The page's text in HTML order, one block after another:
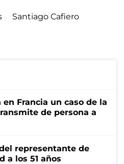
Santiago Cafiero
Francia un caso de la
de persona a
representante de
a los 51 años